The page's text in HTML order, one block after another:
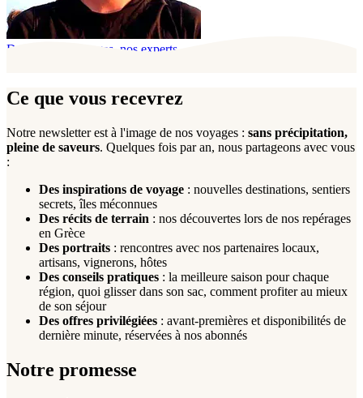
Derrière ces voyages, nos experts
Ce que vous recevrez
Notre newsletter est à l'image de nos voyages : sans précipitation,
pleine de saveurs. Quelques fois par an, nous partageons avec vous
:
Des inspirations de voyage : nouvelles destinations, sentiers
secrets, îles méconnues
Des récits de terrain : nos découvertes lors de nos repérages
en Grèce
Des portraits : rencontres avec nos partenaires locaux,
artisans, vignerons, hôtes
Des conseils pratiques : la meilleure saison pour chaque
région, quoi glisser dans son sac, comment profiter au mieux
de son séjour
Des offres privilégiées : avant-premières et disponibilités de
dernière minute, réservées à nos abonnés
Notre promesse